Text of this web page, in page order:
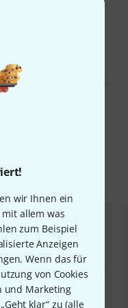
wir Ihnen ein
allem was
zum Beispiel
Anzeigen
Wenn das für
von Cookies
und Marketing
klar“ zu (alle
lesen